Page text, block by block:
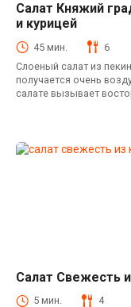
Салаты с пекинской
Салат Княжий
и курицей
45 мин. 6
Слоеный салат из
получается очень
салате вызывает
Салат Свежесть
5 мин. 4